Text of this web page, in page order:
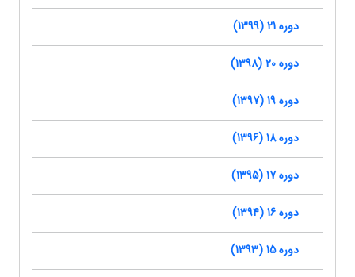
دوره 21 (1399)
دوره 20 (1398)
دوره 19 (1397)
دوره 18 (1396)
دوره 17 (1395)
دوره 16 (1394)
دوره 15 (1393)